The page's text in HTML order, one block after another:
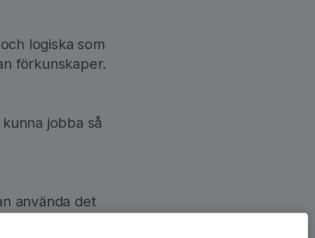
logiska som
förkunskaper.
jobba så
använda det